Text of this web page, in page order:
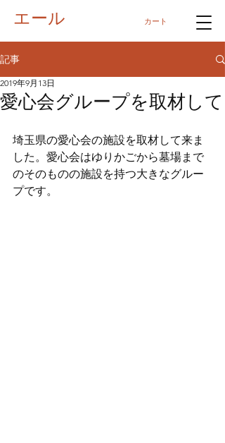
カート
エール
記事
愛心会グループを取材して
2019年9月13日
埼玉県の愛心会の施設を取材して来ま
した。愛心会はゆりかごから墓場まで
のそのものの施設を持つ大きなグルー
プです。